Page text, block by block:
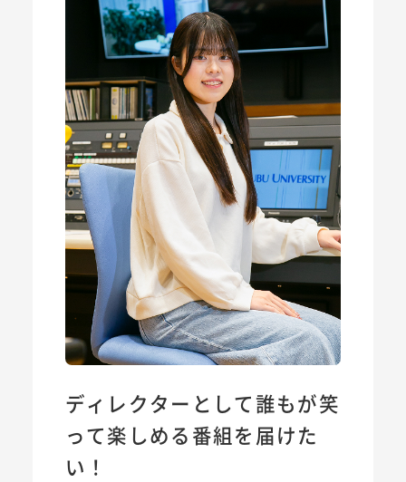
ディレクターとして誰もが笑
って楽しめる番組を届けた
い！